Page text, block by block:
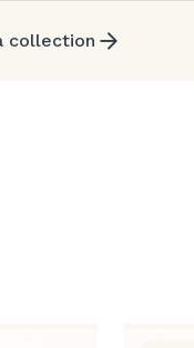
collection